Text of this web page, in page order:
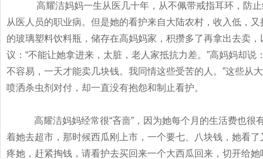
高耀洁妈妈一生从医几十年，从不佩带戒指耳环，防
从医人员的职业病。但是她的看护来自大陆农村，收入低，
的玻璃塑料饮料瓶，储存在高妈妈家，积攒多了再拿出去卖
议： “不能让她拿进来，太脏，老人家抵抗力差。 ”高妈妈却说
不容易，一天才能卖几块钱。我同情这些受苦的人。 ”这些从
喷洒杀虫剂对付，却一直没有抱怨和制止看护。
高耀洁妈妈经常很“吝啬” ，因为她每个月的生活费也很
着她去超市，那时候西瓜刚上市，一个要七、八块钱，她看
疼她，赶紧掏钱，请看护去买回来一个大西瓜回来，切开给